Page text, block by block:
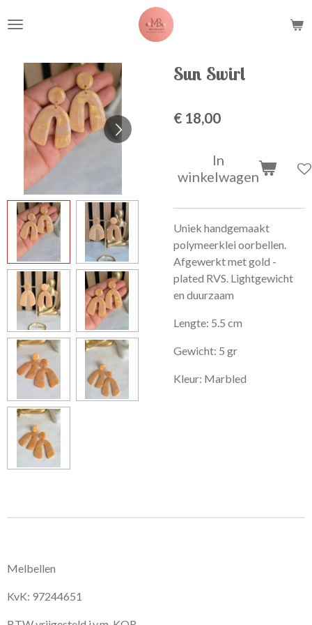
direct
hoofdinhoud
Sun Swirl
€ 18,00
In
winkelwagen
Uniek handgemaakt
polymeerklei oorbellen.
Afgewerkt met gold -
plated RVS. Lightgewicht
en duurzaam
Lengte: 5.5 cm
Gewicht: 5 gr
Kleur: Marbled
Melbellen
KvK: 97244651